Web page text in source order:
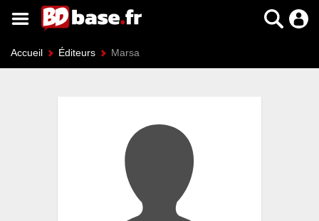
Accueil Éditeurs Marsa